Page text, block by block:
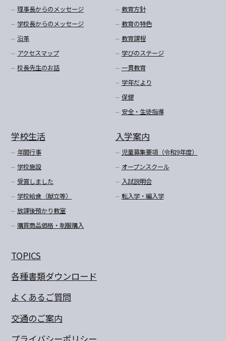
理事長からのメッセージ
学校長からのメッセージ
沿革
アクセスマップ
校長先生のお話
教育方針
教育の特色
教育課程
学びのステージ
一貫教育
学年だより
保健
安全・生徒指導
学校生活
年間行事
学校施設
受賞しました
学校給食（献立等）
放課後預かり教室
購買商品価格・制服購入
入学案内
児童募集要項（令和9年度）
オープンスクール
入試説明会
転入学・編入学
TOPICS
各種書類ダウンロード
よくあるご質問
交通のご案内